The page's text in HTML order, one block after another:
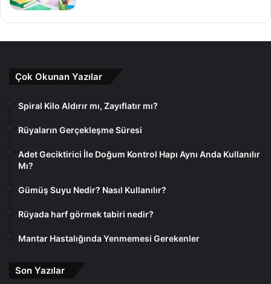
Çok Okunan Yazılar
Spiral Kilo Aldırır mı, Zayıflatır mı?
Rüyaların Gerçekleşme Süresi
Adet Geciktirici İle Doğum Kontrol Hapı Aynı Anda Kullanılır
Mı?
Gümüş Suyu Nedir? Nasıl Kullanılır?
Rüyada harf görmek tabiri nedir?
Mantar Hastalığında Yenmemesi Gerekenler
Son Yazılar